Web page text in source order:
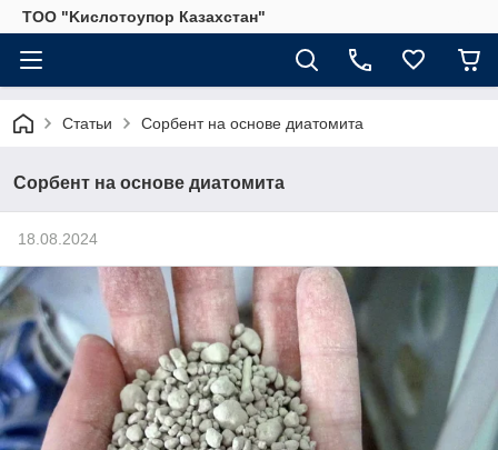
ТОО "Kислoтoупoр Казахстaн"
Статьи Сорбент на основе диатомита
Сорбент на основе диатомита
18.08.2024